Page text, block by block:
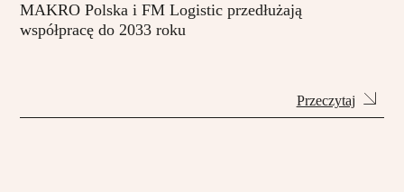
MAKRO Polska i FM Logistic przedłużają
współpracę do 2033 roku
Przeczytaj